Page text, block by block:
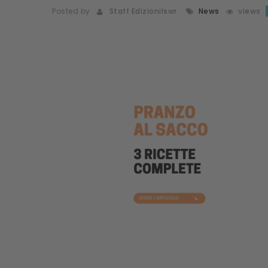
Posted by Staff Edizionilswr News views